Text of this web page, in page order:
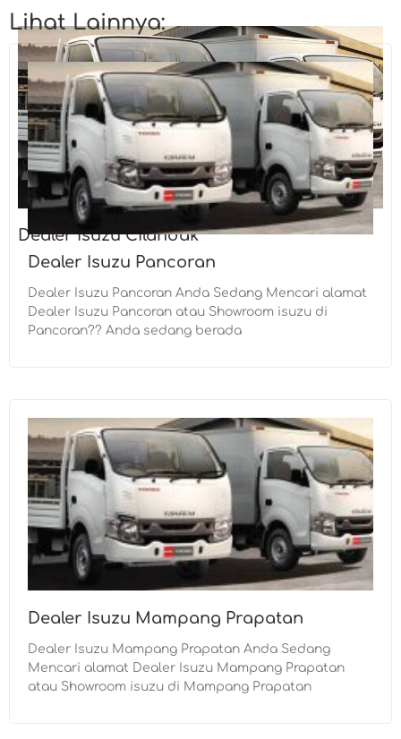
Dealer Isuzu Cilandak
Lihat Lainnya:
Dealer Isuzu Pancoran
Dealer Isuzu Pancoran Anda Sedang Mencari alamat
Dealer Isuzu Pancoran atau Showroom isuzu di
Pancoran?? Anda sedang berada
Dealer Isuzu Mampang Prapatan
Dealer Isuzu Mampang Prapatan Anda Sedang
Mencari alamat Dealer Isuzu Mampang Prapatan
atau Showroom isuzu di Mampang Prapatan